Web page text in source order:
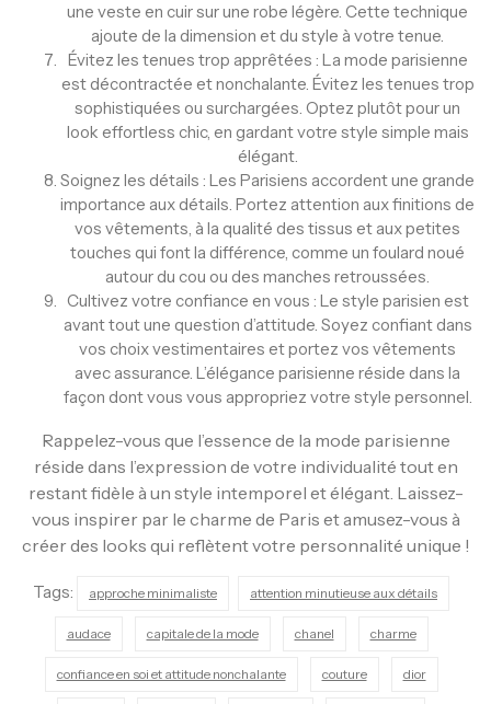
une veste en cuir sur une robe légère. Cette technique
ajoute de la dimension et du style à votre tenue.
Évitez les tenues trop apprêtées : La mode parisienne
est décontractée et nonchalante. Évitez les tenues trop
sophistiquées ou surchargées. Optez plutôt pour un
look effortless chic, en gardant votre style simple mais
élégant.
Soignez les détails : Les Parisiens accordent une grande
importance aux détails. Portez attention aux finitions de
vos vêtements, à la qualité des tissus et aux petites
touches qui font la différence, comme un foulard noué
autour du cou ou des manches retroussées.
Cultivez votre confiance en vous : Le style parisien est
avant tout une question d’attitude. Soyez confiant dans
vos choix vestimentaires et portez vos vêtements
avec assurance. L’élégance parisienne réside dans la
façon dont vous vous appropriez votre style personnel.
Rappelez-vous que l’essence de la mode parisienne
réside dans l’expression de votre individualité tout en
restant fidèle à un style intemporel et élégant. Laissez-
vous inspirer par le charme de Paris et amusez-vous à
créer des looks qui reflètent votre personnalité unique !
Tags: approche minimaliste attention minutieuse aux détails
audace capitale de la mode chanel charme
confiance en soi et attitude nonchalante couture dior